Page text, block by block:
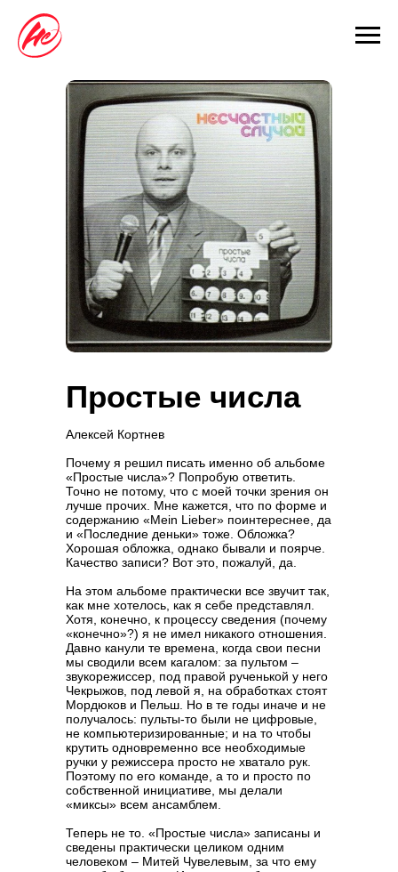
Простые числа
Алексей Кортнев
Почему я решил писать именно об альбоме
«Простые числа»? Попробую ответить.
Точно не потому, что с моей точки зрения он
лучше прочих. Мне кажется, что по форме и
содержанию «Mein Lieber» поинтереснее, да
и «Последние деньки» тоже. Обложка?
Хорошая обложка, однако бывали и поярче.
Качество записи? Вот это, пожалуй, да.
На этом альбоме практически все звучит так,
как мне хотелось, как я себе представлял.
Хотя, конечно, к процессу сведения (почему
«конечно»?) я не имел никакого отношения.
Давно канули те времена, когда свои песни
мы сводили всем кагалом: за пультом –
звукорежиссер, под правой рученькой у него
Чекрыжов, под левой я, на обработках стоят
Мордюков и Пельш. Но в те годы иначе и не
получалось: пульты-то были не цифровые,
не компьютеризированные; и на то чтобы
крутить одновременно все необходимые
ручки у режиссера просто не хватало рук.
Поэтому по его команде, а то и просто по
собственной инициативе, мы делали
«миксы» всем ансамблем.
Теперь не то. «Простые числа» записаны и
сведены практически целиком одним
человеком – Митей Чувелевым, за что ему